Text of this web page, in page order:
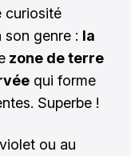
curiosité
son genre : la
zone de terre
qui forme
Superbe !
ou au